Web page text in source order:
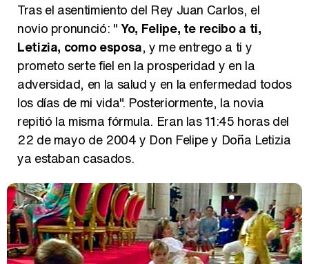
Tras el asentimiento del Rey Juan Carlos, el
novio pronunció: " Yo, Felipe, te recibo a ti,
Letizia, como esposa, y me entrego a ti y
prometo serte fiel en la prosperidad y en la
adversidad, en la salud y en la enfermedad todos
los días de mi vida". Posteriormente, la novia
repitió la misma fórmula. Eran las 11:45 horas del
22 de mayo de 2004 y Don Felipe y Doña Letizia
ya estaban casados.